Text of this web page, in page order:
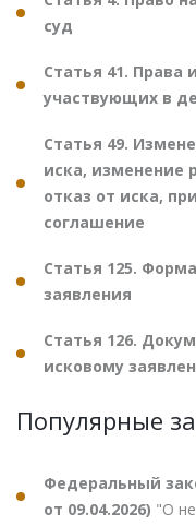
суд
Статья 41. Права
участвующих в
Статья 49.
иска, изменение
отказ от иска,
соглашение
Статья 125.
заявления
Статья 126.
исковому
Популярные
Федеральный
от 09.04.2026) "О